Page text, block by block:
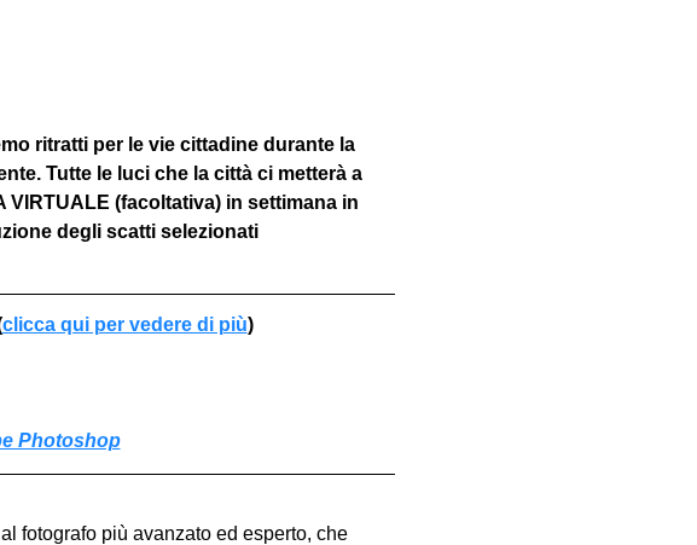
ritratti per le vie cittadine durante la
Tutte le luci che la città ci metterà a
(facoltativa) in settimana in
degli scatti selezionati
clicca qui per vedere di più)
Photoshop
fotografo più avanzato ed esperto, che